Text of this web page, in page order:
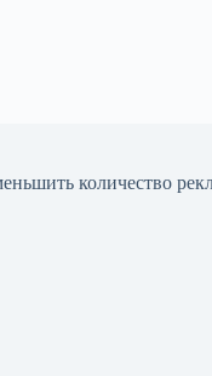
количество